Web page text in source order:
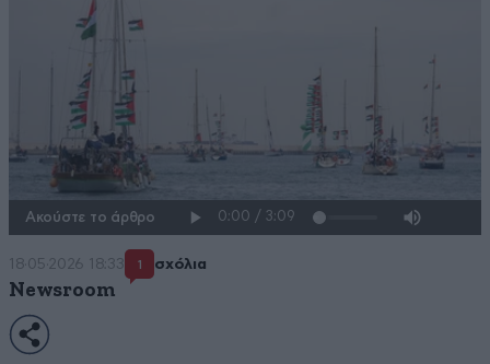
Ακούστε το άρθρο
18·05·2026 18:33 1 σχόλια
Newsroom